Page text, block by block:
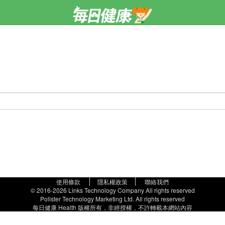
使用條款 隱私權政策
聯絡我們
© 2016-2026 Links Technology Company All rights reserved
Pollster Technology Marketing Ltd. All rights reserved
每日健康 Health 版權所有，非經授權，不許轉載本網站內容